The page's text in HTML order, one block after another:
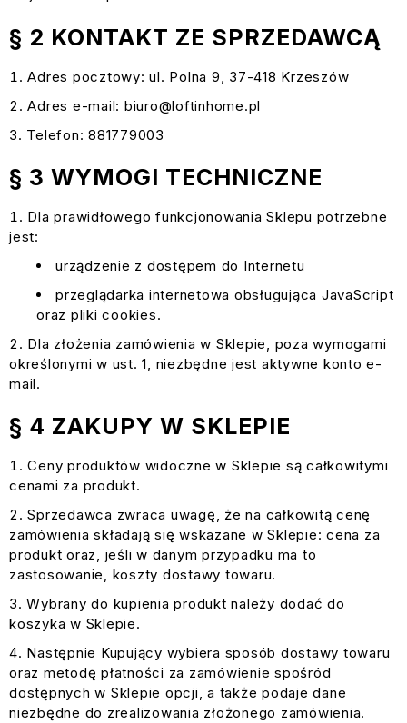
§ 2 KONTAKT ZE SPRZEDAWCĄ
Adres pocztowy: ul. Polna 9, 37-418 Krzeszów
Adres e-mail: biuro@loftinhome.pl
Telefon: 881779003
§ 3 WYMOGI TECHNICZNE
Dla prawidłowego funkcjonowania Sklepu potrzebne
jest:
urządzenie z dostępem do Internetu
przeglądarka internetowa obsługująca JavaScript
oraz pliki cookies.
Dla złożenia zamówienia w Sklepie, poza wymogami
określonymi w ust. 1, niezbędne jest aktywne konto e-
mail.
§ 4 ZAKUPY W SKLEPIE
Ceny produktów widoczne w Sklepie są całkowitymi
cenami za produkt.
Sprzedawca zwraca uwagę, że na całkowitą cenę
zamówienia składają się wskazane w Sklepie: cena za
produkt oraz, jeśli w danym przypadku ma to
zastosowanie, koszty dostawy towaru.
Wybrany do kupienia produkt należy dodać do
koszyka w Sklepie.
Następnie Kupujący wybiera sposób dostawy towaru
oraz metodę płatności za zamówienie spośród
dostępnych w Sklepie opcji, a także podaje dane
niezbędne do zrealizowania złożonego zamówienia.